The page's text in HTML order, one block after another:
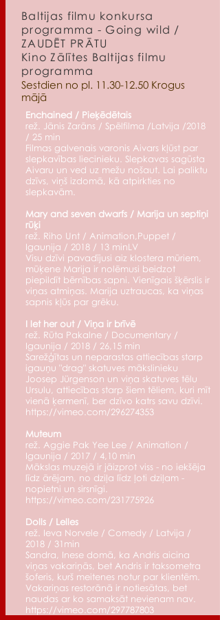
Baltijas filmu konkursa
programma - Going wild /
ZAUDĒT PRĀTU
Kino Zālītes Baltijas filmu
programma
Sestdien no pl. 11.30-12.50 Krogus
mājā
Enchained / Pieķēdētais
rež. Jānis Zarāns / Spēlfilma /Latvija /2018
/ 25 min
Filmas galvenais varonis Aivars kļūst par
slepkavības liecinieku. Slepkavas sagūsta
Aivaru un ved uz mežu nošaut. Lai paliktu
dzīvs, viņš izdomā, kā atpirkties no
slepkavām.
Mary and seven dwarfs / Marija un septiņi
rūķi
rež. Riho Unt / Animation,Puppet /
Igaunija / 2018 / 13 minLV
Visu dzīvi pavadījusi aiz klostera mūriem,
mūķene Marija ir nolēmusi beidzot
piepildīt bērnības sapni. Vienīgais šķērslis ir
viņas atmiņas. Marija uztraucas, ka viņas
sapnis kļūs par grēku.
I let her out / Viņa ir brīvē
rež. Rūta Pakalne / Documentary /
Igaunija / 2018 / 26,15 min
Sarežģītas un neparastas attiecības starp
igauņu "drag" skatuves mākslinieku
Joosep Jürgenson un viņa skatuves tēlu
Ursulu, attiecības starp šiem tēliem, kuri mīt
vienā ķermenī, ber dzīvo katrs savu dzīvi.
https://vimeo.com/296274353
Muteum
rež. Aggie Pak Yee Lee / Animation /
Igaunija / 2017 / 4,10 min
Mākslas muzejā ir jāizprot viss - no iekšēja
līdz ārējam, no dziļa līdz ļoti dziļam -
nopietni un sirsnīgi.
https://vimeo.com/231775926
Dolls / Lelles
rež. Ieva Norvele / Comedy / Latvija /
2018 / 31min
Sandra, Inese domā, ka Andris aicina
viņas vakariņās, bet Andris ir taksometra
šoferis, kurš meitenes notur par klientēm.
Vakariņas restorānā ir notiesātas, bet
naudas ar ko samaksāt nevienam nav.
https://vimeo.com/297787803